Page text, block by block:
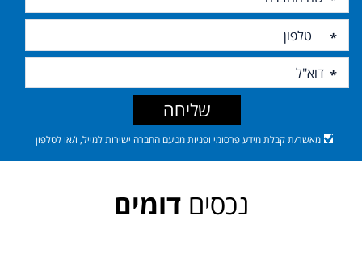
מאשר/ת קבלת מידע פרסומי ופניות מטעם החברה ישירות למייל, ו/או לטלפון
שליחה
נכסיםדומים